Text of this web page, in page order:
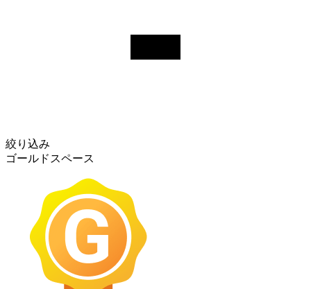
絞り込み
ゴールドスペース